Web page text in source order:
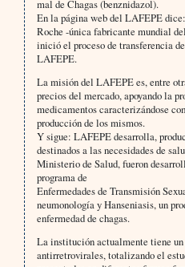
mal de Chagas (benznidazol).
En la página web del LAFEPE
Roche -única fabricante mundial
inició el proceso de transferencia
LAFEPE.
La misión del LAFEPE es, entre
precios del mercado, apoyando la
medicamentos caracterizándose
producción de los mismos.
Y sigue: LAFEPE desarrolla,
destinados a las necesi­dades de
Ministerio de Salud, fue­ron
programa de
Enfermedades de Transmisión
neumonología y Hanseniasis, un
enfermedad de chagas.
La institución actualmente tiene un
antirretrovirales, totalizando el